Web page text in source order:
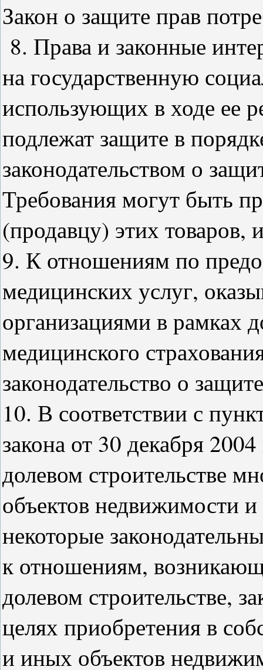
Закон о защите прав
8. Права и законные
на государственную
использующих в ходе ее
подлежат защите в
законодательством о
Требования могут быть
(продавцу) этих товаров,
9. К отношениям по
медицинских услуг,
организациями в рамках
медицинского
законодательство о
10. В соответствии с
закона от 30 декабря
долевом строительстве
объектов недвижимости
некоторые
к отношениям,
долевом строительстве,
целях приобретения в
и иных объектов